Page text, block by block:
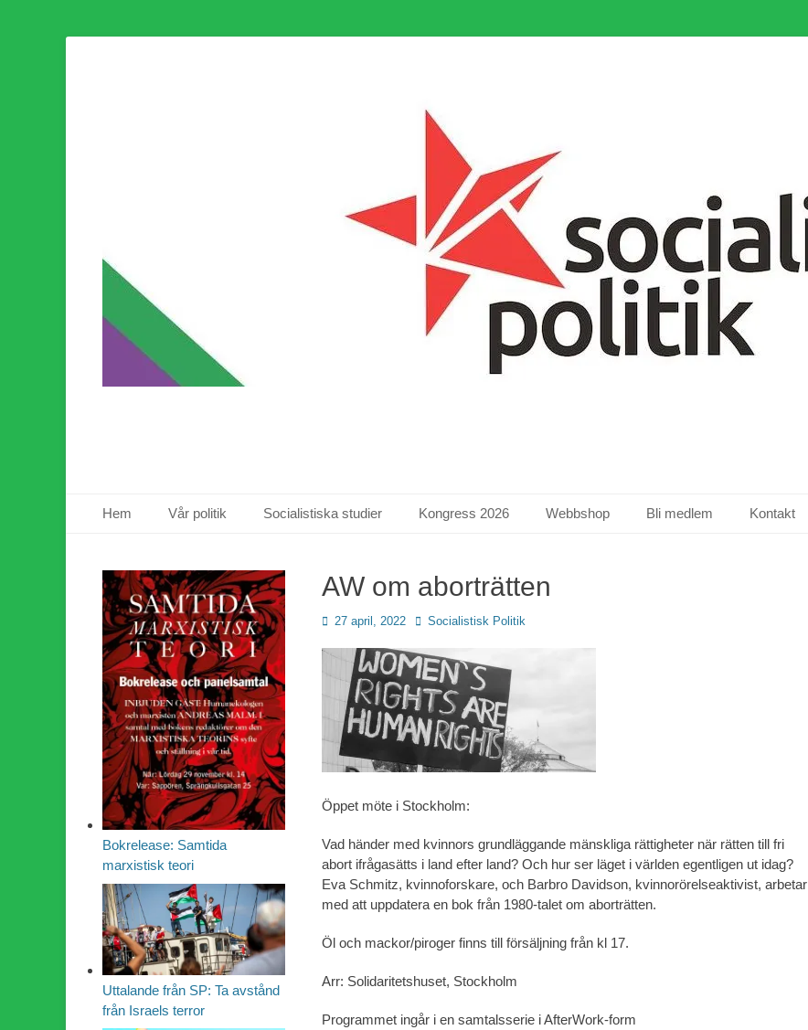
Primär meny
Hem Vår politik Socialistiska studier Kongress 2026 Webbshop Bli medlem Kontakt
AW om aborträtten
Publicerad
27 april, 2022 Författare
Socialistisk Politik
Öppet möte i Stockholm:
Vad händer med kvinnors grundläggande mänskliga rättigheter när rätten till fri
abort ifrågasätts i land efter land? Och hur ser läget i världen egentligen ut idag?
Eva Schmitz, kvinnoforskare, och Barbro Davidson, kvinnorörelseaktivist, arbetar
med att uppdatera en bok från 1980-talet om aborträtten.
Öl och mackor/piroger finns till försäljning från kl 17.
Arr: Solidaritetshuset, Stockholm
Programmet ingår i en samtalsserie i AfterWork-form
Bokrelease: Samtida
marxistisk teori
Uttalande från SP: Ta avstånd
från Israels terror